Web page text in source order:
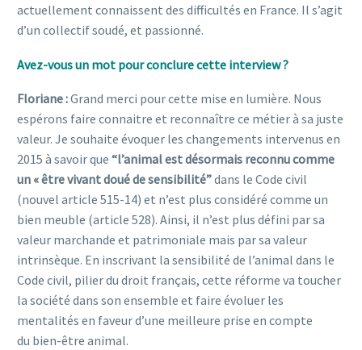
actuellement connaissent des difficultés en France. Il s’agit
d’un collectif soudé, et passionné.
Avez-vous un mot pour conclure cette interview ?
Floriane :Grand merci pour cette mise en lumière. Nous
espérons faire connaitre et reconnaître ce métier à sa juste
valeur. Je souhaite évoquer les changements intervenus en
2015 à savoir que “l’animal est désormais reconnu comme
un « être vivant doué de sensibilité”dans le Code civil
(nouvel article 515-14) et n’est plus considéré comme un
bien meuble (article 528). Ainsi, il n’est plus défini par sa
valeur marchande et patrimoniale mais par sa valeur
intrinsèque. En inscrivant la sensibilité de l’animal dans le
Code civil, pilier du droit français, cette réforme va toucher
la société dans son ensemble et faire évoluer les
mentalités en faveur d’une meilleure prise en compte
du bien-être animal.